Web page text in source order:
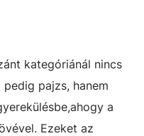
kategóriánál nincs
pajzs, hanem
a
Ezeket az